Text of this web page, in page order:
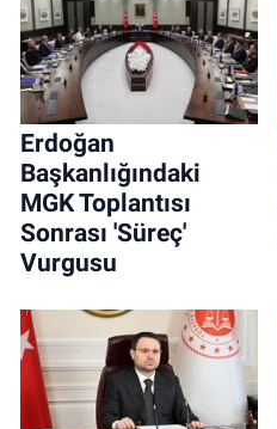
Erdoğan
Başkanlığındaki
MGK Toplantısı
Sonrası 'Süreç'
Vurgusu